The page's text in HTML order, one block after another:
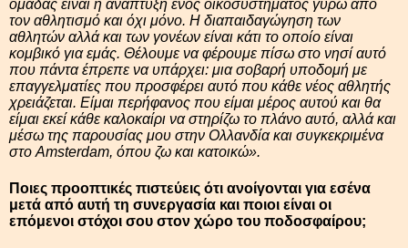
ομάδας είναι η ανάπτυξη ενός οικοσυστήματος γύρω από
τον αθλητισμό και όχι μόνο. Η διαπαιδαγώγηση των
αθλητών αλλά και των γονέων είναι κάτι το οποίο είναι
κομβικό για εμάς. Θέλουμε να φέρουμε πίσω στο νησί αυτό
που πάντα έπρεπε να υπάρχει: μια σοβαρή υποδομή με
επαγγελματίες που προσφέρει αυτό που κάθε νέος αθλητής
χρειάζεται. Είμαι περήφανος που είμαι μέρος αυτού και θα
είμαι εκεί κάθε καλοκαίρι να στηρίζω το πλάνο αυτό, αλλά και
μέσω της παρουσίας μου στην Ολλανδία και συγκεκριμένα
στο Amsterdam, όπου ζω και κατοικώ».
Ποιες προοπτικές πιστεύεις ότι ανοίγονται για εσένα
μετά από αυτή τη συνεργασία και ποιοι είναι οι
επόμενοι στόχοι σου στον χώρο του ποδοσφαίρου;